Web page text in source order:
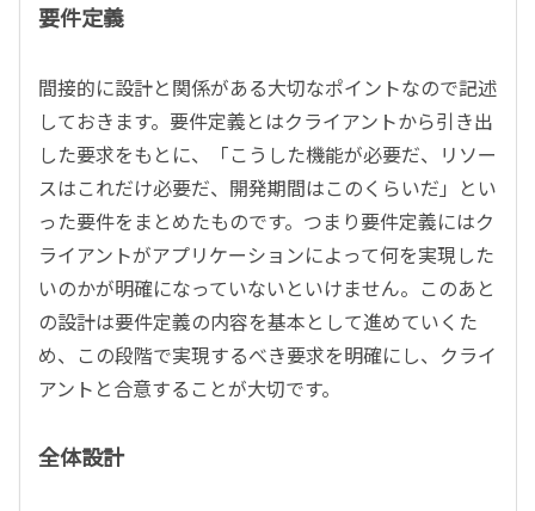
要件定義
間接的に設計と関係がある大切なポイントなので記述
しておきます。要件定義とはクライアントから引き出
した要求をもとに、「こうした機能が必要だ、リソー
スはこれだけ必要だ、開発期間はこのくらいだ」とい
った要件をまとめたものです。つまり要件定義にはク
ライアントがアプリケーションによって何を実現した
いのかが明確になっていないといけません。このあと
の設計は要件定義の内容を基本として進めていくた
め、この段階で実現するべき要求を明確にし、クライ
アントと合意することが大切です。
全体設計